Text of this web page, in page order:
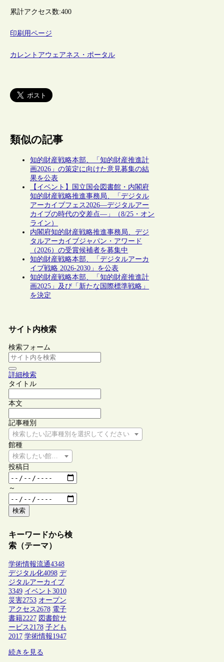
累計アクセス数:400
印刷用ページ
カレントアウェアネス・ポータル
類似の記事
知的財産戦略本部、「知的財産推進計
画2026」の策定に向けた意見募集の結
果を公表
【イベント】国立国会図書館・内閣府
知的財産戦略推進事務局、「デジタル
アーカイブフェス2026―デジタルアー
カイブの時代の交差点―」（8/25・オン
ライン）
内閣府知的財産戦略推進事務局、デジ
タルアーカイブジャパン・アワード
（2026）の受賞候補者を募集中
知的財産戦略本部、「デジタルアーカ
イブ戦略 2026-2030」を公表
知的財産戦略本部、「知的財産推進計
画2025」及び「新たな国際標準戦略」
を決定
サイト内検索
検索フォーム
詳細検索
タイトル
本文
記事種別
検索したい記事種別を選択してください
館種
検索したい館種を選択してください
投稿日
～
検索
キーワードから検
索（テーマ）
学術情報流通4348
デジタル化4098 デ
ジタルアーカイブ
3349 イベント 3010
災害2753 オープン
アクセス 2678 電子
書籍2227 図書館サ
ービス 2178 子ども
2017 学術情報1947
続きを見る